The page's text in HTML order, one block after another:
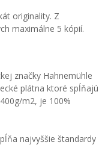
originality. Z
maximálne 5 kópií.
značky Hahnemühle
plátna ktoré spĺňajú
m2, je 100%
najvyššie štandardy